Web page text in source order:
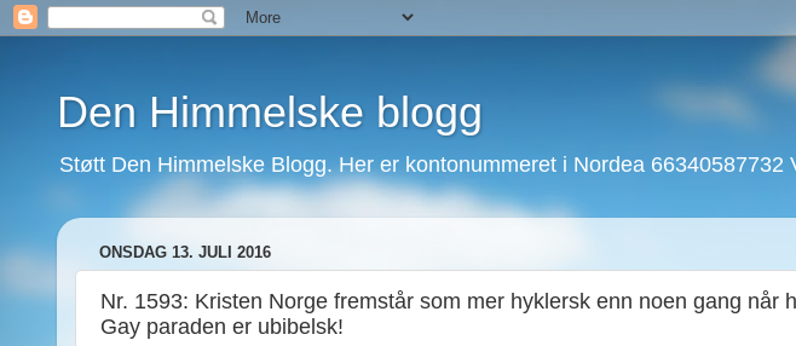
Den Himmelske blogg
Støtt Den Himmelske Blogg. Her er kontonummeret i Nordea
ONSDAG 13. JULI 2016
Nr. 1593: Kristen Norge fremstår som mer hyklersk enn noen gang når
Gay paraden er ubibelsk!